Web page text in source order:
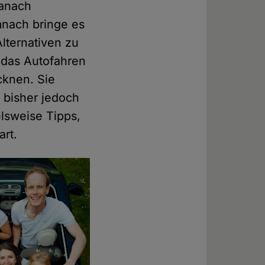
bringe es
zu
Autofahren
Sie
jedoch
Tipps,